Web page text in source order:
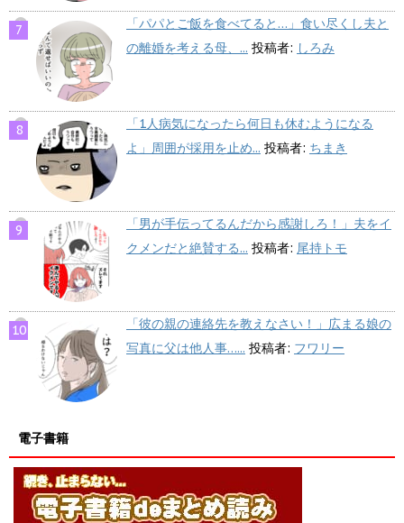
「パパとご飯を食べてると…」食い尽くし夫と
の離婚を考える母、... 投稿者: しろみ
「1人病気になったら何日も休むようになる
よ」周囲が採用を止め... 投稿者: ちまき
「男が手伝ってるんだから感謝しろ！」夫をイ
クメンだと絶賛する... 投稿者: 尾持トモ
「彼の親の連絡先を教えなさい！」広まる娘の
写真に父は他人事…... 投稿者: フワリー
電子書籍